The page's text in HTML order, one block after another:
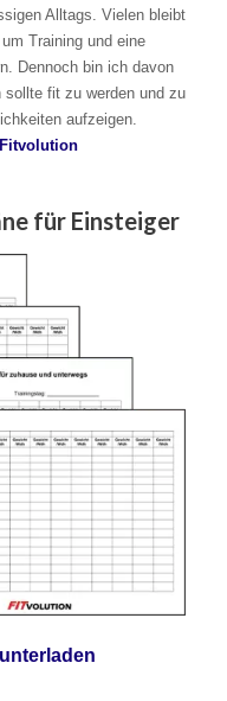
Alltags. Vielen bleibt
Training und eine
Dennoch bin ich davon
sollte fit zu werden und zu
aufzeigen.
für Einsteiger